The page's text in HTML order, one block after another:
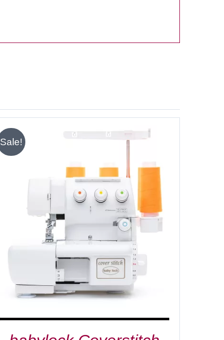
Sale!
IN DEN WARENKORB DETAILS